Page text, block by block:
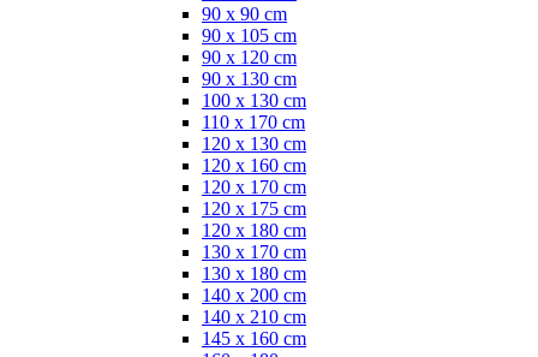
90 x 90 cm
90 x 105 cm
90 x 120 cm
90 x 130 cm
100 x 130 cm
110 x 170 cm
120 x 130 cm
120 x 160 cm
120 x 170 cm
120 x 175 cm
120 x 180 cm
130 x 170 cm
130 x 180 cm
140 x 200 cm
140 x 210 cm
145 x 160 cm